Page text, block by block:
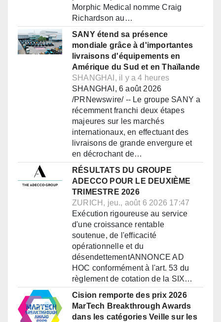
Morphic Medical nomme Craig
Richardson au…
SANY étend sa présence
mondiale grâce à d'importantes
livraisons d'équipements en
Amérique du Sud et en Thaïlande
SHANGHAI, il y a 4 heures
SHANGHAI, 6 août 2026
/PRNewswire/ -- Le groupe SANY a
récemment franchi deux étapes
majeures sur les marchés
internationaux, en effectuant des
livraisons de grande envergure et
en décrochant de…
RÉSULTATS DU GROUPE
ADECCO POUR LE DEUXIÈME
TRIMESTRE 2026
ZURICH, jeu., août 6 2026 17:47
Exécution rigoureuse au service
d'une croissance rentable
soutenue, de l'efficacité
opérationnelle et du
désendettementANNONCE AD
HOC conformément à l'art. 53 du
règlement de cotation de la SIX…
Cision remporte des prix 2026
MarTech Breakthrough Awards
dans les catégories Veille sur les